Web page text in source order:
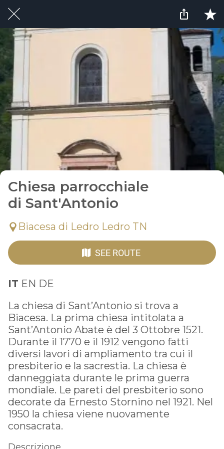
Chiesa parrocchiale
di Sant'Antonio
Biacesa di Ledro Ledro TN
SEE ROUTE
IT EN DE
La chiesa di Sant’Antonio si trova a
Biacesa. La prima chiesa intitolata a
Sant’Antonio Abate è del 3 Ottobre 1521.
Durante il 1770 e il 1912 vengono fatti
diversi lavori di ampliamento tra cui il
presbiterio e la sacrestia. La chiesa è
danneggiata durante le prima guerra
mondiale. Le pareti del presbiterio sono
decorate da Ernesto Stornino nel 1921. Nel
1950 la chiesa viene nuovamente
consacrata.